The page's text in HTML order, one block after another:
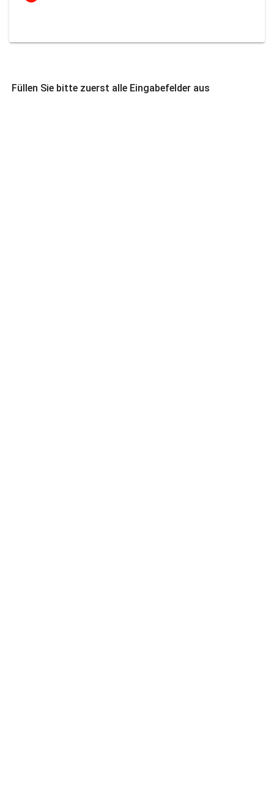
Füllen Sie bitte zuerst alle Eingabefelder aus